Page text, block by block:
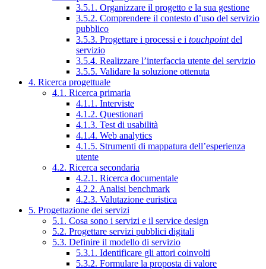
3.5.1. Organizzare il progetto e la sua gestione
3.5.2. Comprendere il contesto d’uso del servizio
pubblico
3.5.3. Progettare i processi e i touchpointdel
servizio
3.5.4. Realizzare l’interfaccia utente del servizio
3.5.5. Validare la soluzione ottenuta
4. Ricerca progettuale
4.1. Ricerca primaria
4.1.1. Interviste
4.1.2. Questionari
4.1.3. Test di usabilità
4.1.4. Web analytics
4.1.5. Strumenti di mappatura dell’esperienza
utente
4.2. Ricerca secondaria
4.2.1. Ricerca documentale
4.2.2. Analisi benchmark
4.2.3. Valutazione euristica
5. Progettazione dei servizi
5.1. Cosa sono i servizi e il service design
5.2. Progettare servizi pubblici digitali
5.3. Definire il modello di servizio
5.3.1. Identificare gli attori coinvolti
5.3.2. Formulare la proposta di valore